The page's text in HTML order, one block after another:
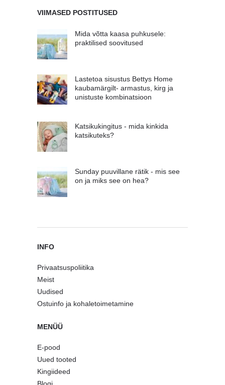
VIIMASED POSTITUSED
Mida võtta kaasa puhkusele:
praktilised soovitused
Lastetoa sisustus Bettys Home
kaubamärgilt- armastus, kirg ja
unistuste kombinatsioon
Katsikukingitus - mida kinkida
katsikuteks?
Sunday puuvillane rätik - mis see
on ja miks see on hea?
INFO
Privaatsuspoliitika
Meist
Uudised
Ostuinfo ja kohaletoimetamine
MENÜÜ
E-pood
Uued tooted
Kingiideed